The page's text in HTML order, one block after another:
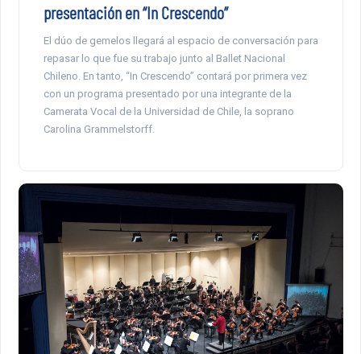
presentación en “In Crescendo”
El dúo de gemelos llegará al espacio de conversación para
repasar lo que fue su trabajo junto al Ballet Nacional
Chileno. En tanto, “In Crescendo” contará por primera vez
con un programa presentado por una integrante de la
Camerata Vocal de la Universidad de Chile, la soprano
Carolina Grammelstorff.